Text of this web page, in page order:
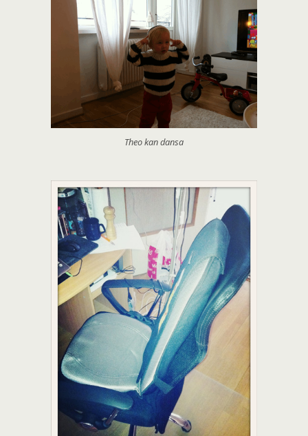
Theo kan dansa